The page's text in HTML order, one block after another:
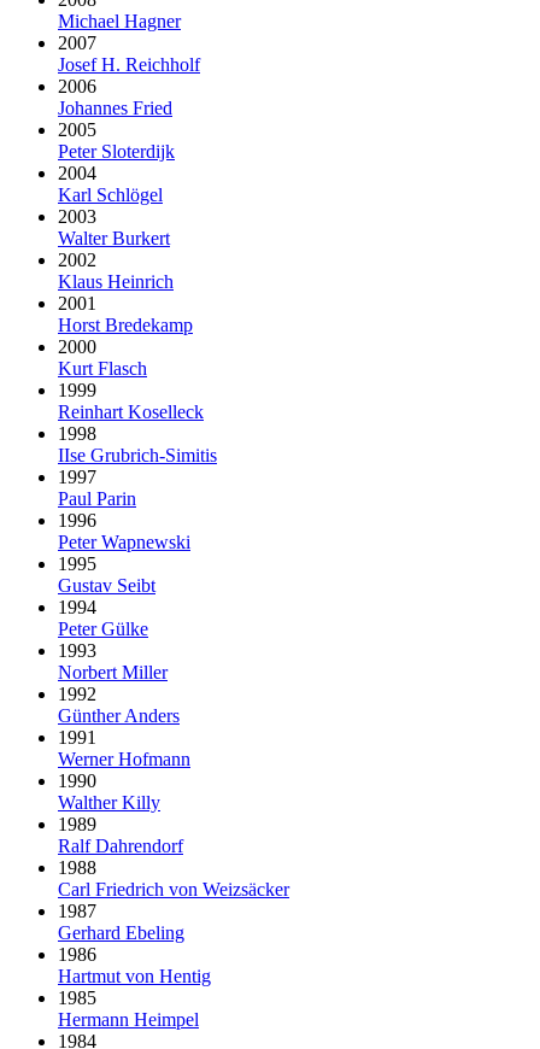
Michael Hagner
2007
Josef H. Reichholf
2006
Johannes Fried
2005
Peter Sloterdijk
2004
Karl Schlögel
2003
Walter Burkert
2002
Klaus Heinrich
2001
Horst Bredekamp
2000
Kurt Flasch
1999
Reinhart Koselleck
1998
IIse Grubrich-Simitis
1997
Paul Parin
1996
Peter Wapnewski
1995
Gustav Seibt
1994
Peter Gülke
1993
Norbert Miller
1992
Günther Anders
1991
Werner Hofmann
1990
Walther Killy
1989
Ralf Dahrendorf
1988
Carl Friedrich von Weizsäcker
1987
Gerhard Ebeling
1986
Hartmut von Hentig
1985
Hermann Heimpel
1984